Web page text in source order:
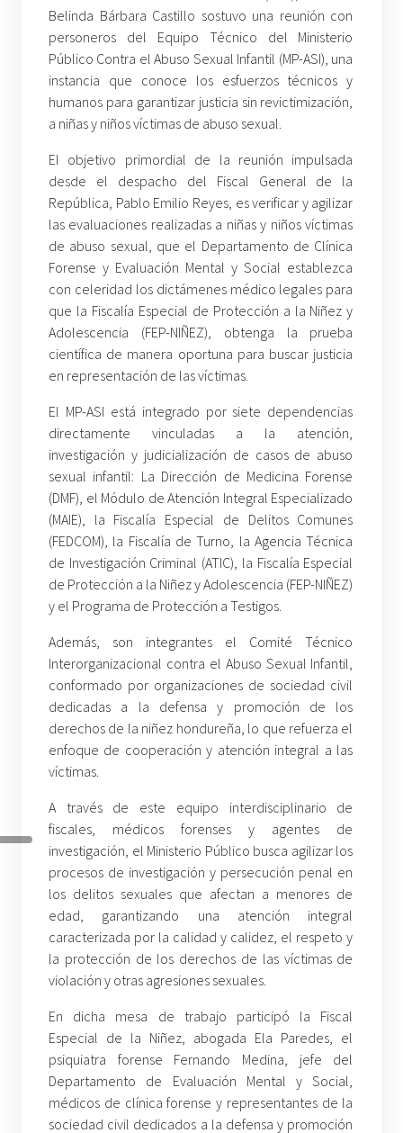
Belinda Bárbara Castillo sostuvo una reunión con
personeros del Equipo Técnico del Ministerio
Público Contra el Abuso Sexual Infantil (MP-ASI), una
instancia que conoce los esfuerzos técnicos y
humanos para garantizar justicia sin revictimización,
a niñas y niños víctimas de abuso sexual.
El objetivo primordial de la reunión impulsada
desde el despacho del Fiscal General de la
República, Pablo Emilio Reyes, es verificar y agilizar
las evaluaciones realizadas a niñas y niños víctimas
de abuso sexual, que el Departamento de Clínica
Forense y Evaluación Mental y Social establezca
con celeridad los dictámenes médico legales para
que la Fiscalía Especial de Protección a la Niñez y
Adolescencia (FEP-NIÑEZ), obtenga la prueba
científica de manera oportuna para buscar justicia
en representación de las víctimas.
El MP-ASI está integrado por siete dependencias
directamente vinculadas a la atención,
investigación y judicialización de casos de abuso
sexual infantil: La Dirección de Medicina Forense
(DMF), el Módulo de Atención Integral Especializado
(MAIE), la Fiscalía Especial de Delitos Comunes
(FEDCOM), la Fiscalía de Turno, la Agencia Técnica
de Investigación Criminal (ATIC), la Fiscalía Especial
de Protección a la Niñez y Adolescencia (FEP-NIÑEZ)
y el Programa de Protección a Testigos.
Además, son integrantes el Comité Técnico
Interorganizacional contra el Abuso Sexual Infantil,
conformado por organizaciones de sociedad civil
dedicadas a la defensa y promoción de los
derechos de la niñez hondureña, lo que refuerza el
enfoque de cooperación y atención integral a las
víctimas.
A través de este equipo interdisciplinario de
fiscales, médicos forenses y agentes de
investigación, el Ministerio Público busca agilizar los
procesos de investigación y persecución penal en
los delitos sexuales que afectan a menores de
edad, garantizando una atención integral
caracterizada por la calidad y calidez, el respeto y
la protección de los derechos de las víctimas de
violación y otras agresiones sexuales.
En dicha mesa de trabajo participó la Fiscal
Especial de la Niñez, abogada Ela Paredes, el
psiquiatra forense Fernando Medina, jefe del
Departamento de Evaluación Mental y Social,
médicos de clínica forense y representantes de la
sociedad civil dedicados a la defensa y promoción